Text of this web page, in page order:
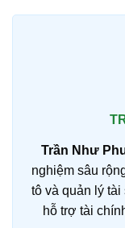
Trần Như
nghiệm sâu
tô và quản lý
hỗ trợ tài